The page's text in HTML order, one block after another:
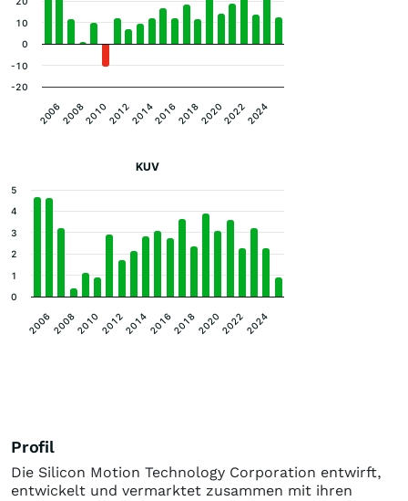
2006200820102012201420162018202020222024
-20
-10
0
10
KUV
2006200820102012201420162018202020222024
0
1
2
3
4
5
Profil
Die Silicon Motion Technology Corporation entwirft,
entwickelt und vermarktet zusammen mit ihren